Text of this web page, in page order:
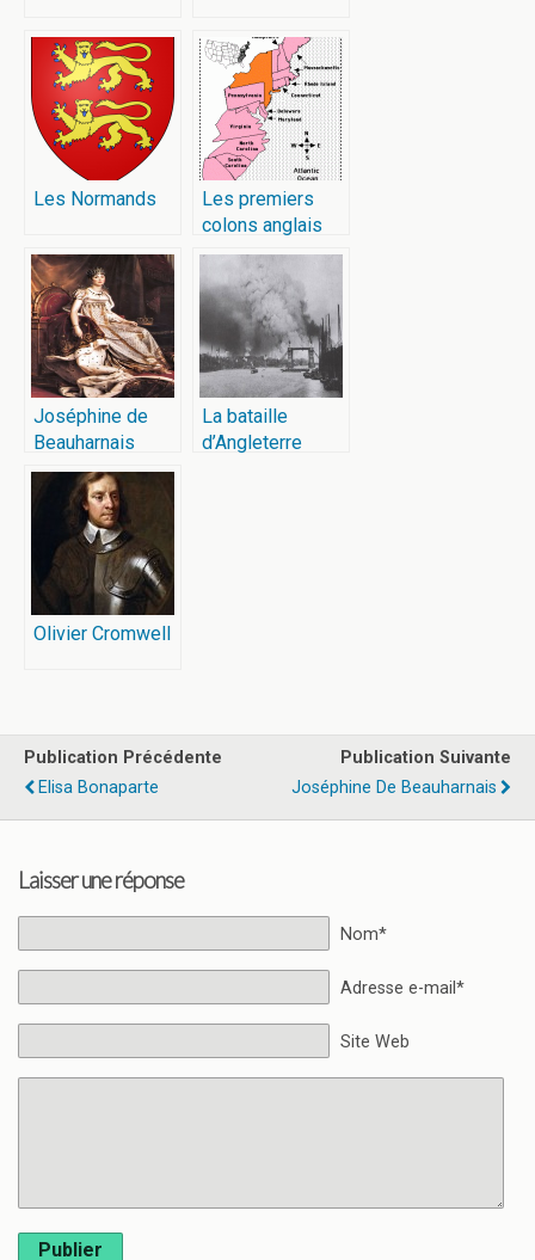
Les Normands
Les premiers
colons anglais
d’Amérique
Joséphine de
Beauharnais
La bataille
d’Angleterre
Olivier Cromwell
Publication Précédente
Elisa Bonaparte
Publication Suivante
Joséphine De Beauharnais
Laisser une réponse
Nom*
Adresse e-mail*
Site Web
Publier